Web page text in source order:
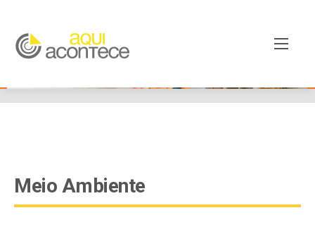
googleb82de9a22cec23e8.html
Meio Ambiente